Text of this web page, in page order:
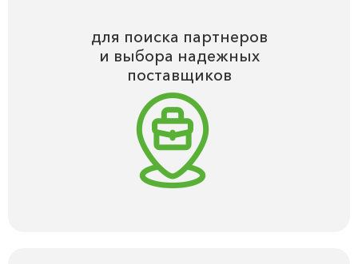
для поиска партнеров
и выбора надежных
поставщиков